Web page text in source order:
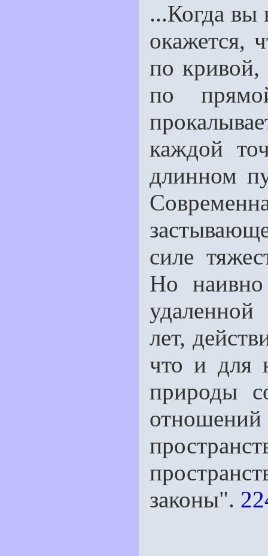
...Когда вы
окажется,
по кривой,
по
каждой
длинном
силе
Но наивно
лет,
что и для
природы
законы".